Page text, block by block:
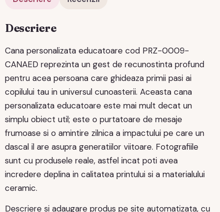
Descriere
Cana personalizata educatoare cod PRZ-0009-
CANAED reprezinta un gest de recunostinta profund
pentru acea persoana care ghideaza primii pasi ai
copilului tau in universul cunoasterii. Aceasta cana
personalizata educatoare este mai mult decat un
simplu obiect util; este o purtatoare de mesaje
frumoase si o amintire zilnica a impactului pe care un
dascal il are asupra generatiilor viitoare. Fotografiile
sunt cu produsele reale, astfel incat poti avea
incredere deplina in calitatea printului si a materialului
ceramic.
Descriere si adaugare produs pe site automatizata, cu